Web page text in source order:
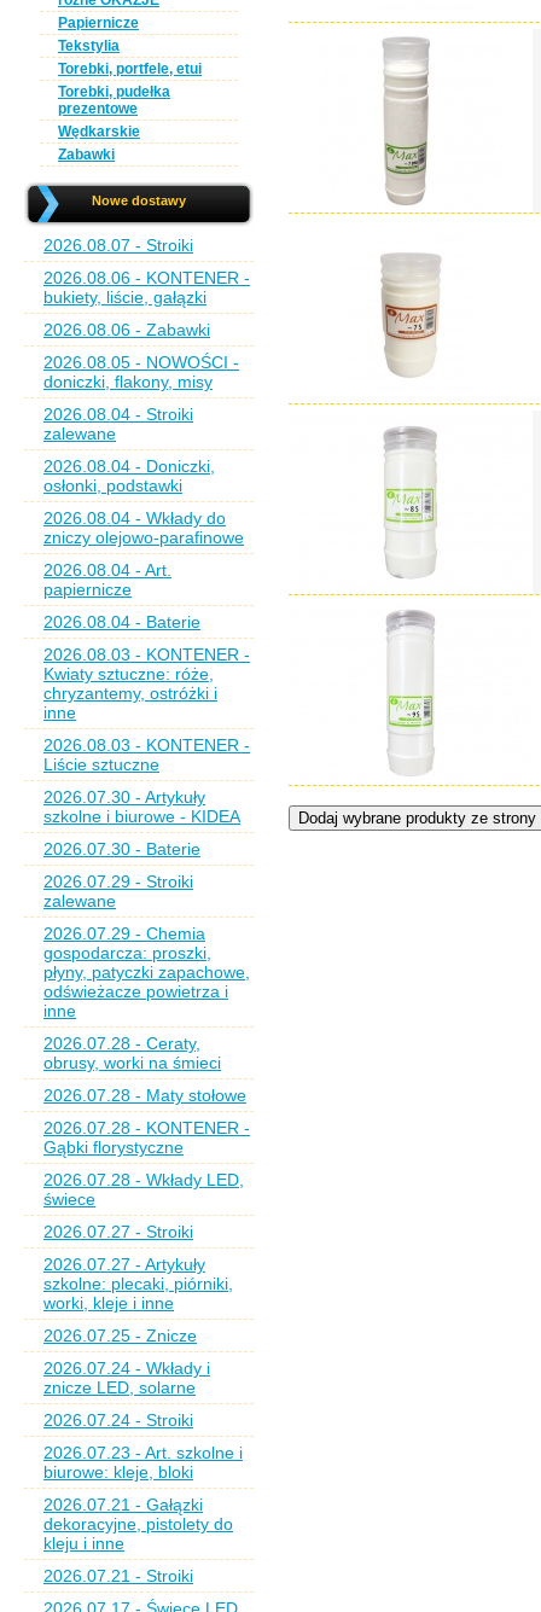
Papiernicze
Tekstylia
Torebki, portfele, etui
Torebki, pudełka
prezentowe
Wędkarskie
Zabawki
Nowe dostawy
2026.08.07 - Stroiki
2026.08.06 - KONTENER -
bukiety, liście, gałązki
2026.08.06 - Zabawki
2026.08.05 - NOWOŚCI -
doniczki, flakony, misy
2026.08.04 - Stroiki
zalewane
2026.08.04 - Doniczki,
osłonki, podstawki
2026.08.04 - Wkłady do
zniczy olejowo-parafinowe
2026.08.04 - Art.
papiernicze
2026.08.04 - Baterie
2026.08.03 - KONTENER -
Kwiaty sztuczne: róże,
chryzantemy, ostróżki i
inne
2026.08.03 - KONTENER -
Liście sztuczne
2026.07.30 - Artykuły
szkolne i biurowe - KIDEA
2026.07.30 - Baterie
2026.07.29 - Stroiki
zalewane
2026.07.29 - Chemia
gospodarcza: proszki,
płyny, patyczki zapachowe,
odświeżacze powietrza i
inne
2026.07.28 - Ceraty,
obrusy, worki na śmieci
2026.07.28 - Maty stołowe
2026.07.28 - KONTENER -
Gąbki florystyczne
2026.07.28 - Wkłady LED,
świece
2026.07.27 - Stroiki
2026.07.27 - Artykuły
szkolne: plecaki, piórniki,
worki, kleje i inne
2026.07.25 - Znicze
2026.07.24 - Wkłady i
znicze LED, solarne
2026.07.24 - Stroiki
2026.07.23 - Art. szkolne i
biurowe: kleje, bloki
2026.07.21 - Gałązki
dekoracyjne, pistolety do
kleju i inne
2026.07.21 - Stroiki